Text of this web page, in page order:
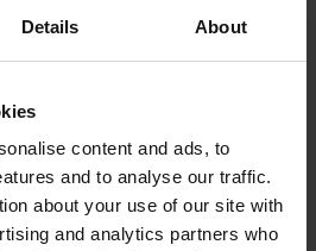
Details About
content and ads, to
and to analyse our traffic.
about your use of our site with
and analytics partners who